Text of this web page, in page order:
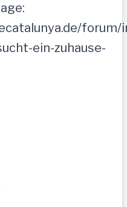
forum/
ein-zuhause-